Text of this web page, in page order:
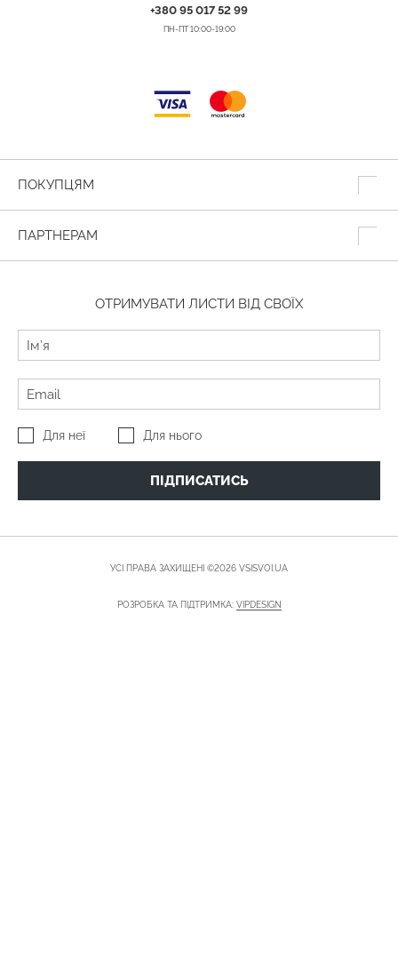
+380 95 017 52 99
ПН-ПТ 10:00-19:00
ПОКУПЦЯМ
ПАРТНЕРАМ
ОТРИМУВАТИ ЛИСТИ ВІД СВОЇХ
Для неї Для нього
ПІДПИСАТИСЬ
УСІ ПРАВА ЗАХИЩЕНІ ©2026 VSISVOI.UA
РОЗРОБКА ТА ПІДТРИМКА: VIPDESIGN